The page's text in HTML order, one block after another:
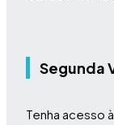
Segunda
Tenha acesso